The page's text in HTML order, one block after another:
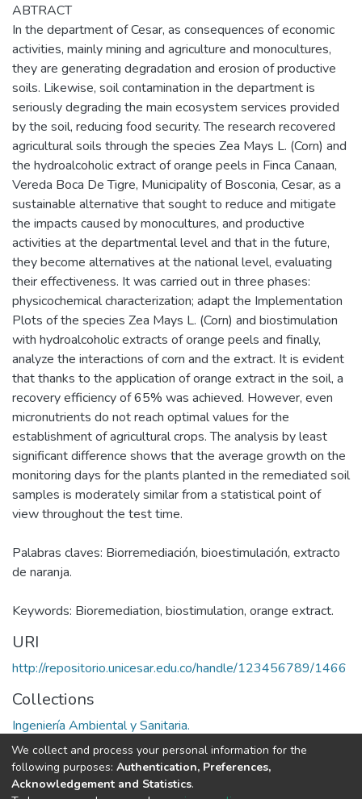
ABTRACT
In the department of Cesar, as consequences of economic
activities, mainly mining and agriculture and monocultures,
they are generating degradation and erosion of productive
soils. Likewise, soil contamination in the department is
seriously degrading the main ecosystem services provided
by the soil, reducing food security. The research recovered
agricultural soils through the species Zea Mays L. (Corn) and
the hydroalcoholic extract of orange peels in Finca Canaan,
Vereda Boca De Tigre, Municipality of Bosconia, Cesar, as a
sustainable alternative that sought to reduce and mitigate
the impacts caused by monocultures, and productive
activities at the departmental level and that in the future,
they become alternatives at the national level, evaluating
their effectiveness. It was carried out in three phases:
physicochemical characterization; adapt the Implementation
Plots of the species Zea Mays L. (Corn) and biostimulation
with hydroalcoholic extracts of orange peels and finally,
analyze the interactions of corn and the extract. It is evident
that thanks to the application of orange extract in the soil, a
recovery efficiency of 65% was achieved. However, even
micronutrients do not reach optimal values for the
establishment of agricultural crops. The analysis by least
significant difference shows that the average growth on the
monitoring days for the plants planted in the remediated soil
samples is moderately similar from a statistical point of
view throughout the test time.
Palabras claves: Biorremediación, bioestimulación, extracto
de naranja.
Keywords: Bioremediation, biostimulation, orange extract.
URI
http://repositorio.unicesar.edu.co/handle/123456789/1466
Collections
Ingeniería Ambiental y Sanitaria.
Full item page
We collect and process your personal information for the
following purposes: Authentication, Preferences,
Acknowledgement and Statistics.